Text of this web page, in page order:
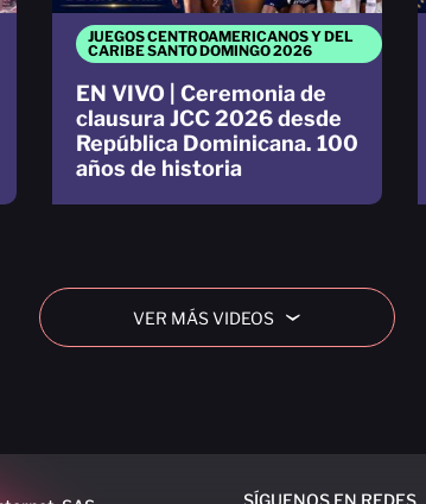
JUEGOS CENTROAMERICANOS Y DEL
CARIBE SANTO DOMINGO 2026
EN VIVO | Ceremonia de
clausura JCC 2026 desde
República Dominicana. 100
años de historia
VER MÁS VIDEOS ›